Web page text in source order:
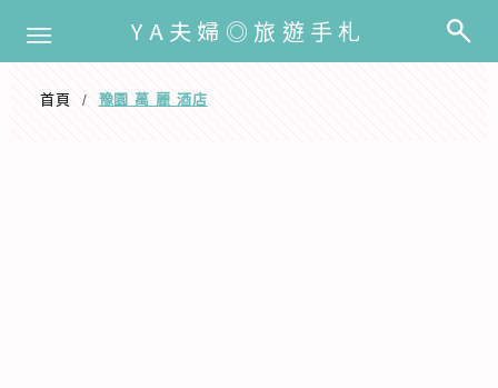
YA夫婦◎旅遊手札
首頁 / 豫園 萬 麗 酒店